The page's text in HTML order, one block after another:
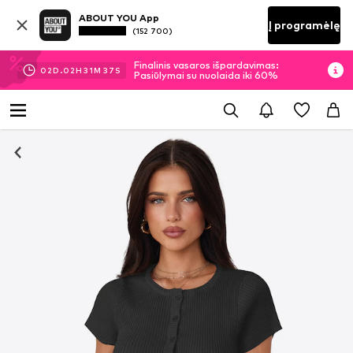
ABOUT YOU App
(152 700) Į programėlę
02D.02H 31M 37 S
Finalinis vasaros išpardavimas:
Pasiūlymai su nuolaida iki 60%